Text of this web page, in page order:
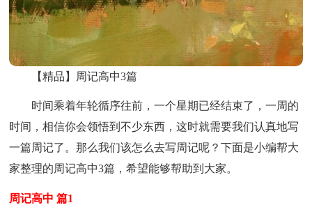
【精品】周记高中3篇
时间乘着年轮循序往前，一个星期已经结束了，一周的
时间，相信你会领悟到不少东西，这时就需要我们认真地写
一篇周记了。那么我们该怎么去写周记呢？下面是小编帮大
家整理的周记高中3篇，希望能够帮助到大家。
周记高中 篇1